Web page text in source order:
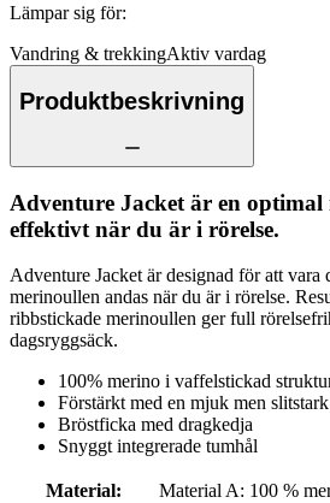
Lämpar sig för:
Vandring & trekkingAktiv vardag
Produktbeskrivning
Adventure Jacket är en
effektivt när du är i rörelse.
Adventure Jacket är designad för att
merinoullen andas när du är i rörelse.
ribbstickade merinoullen ger full
dagsryggsäck.
100% merino i vaffelstickad
Förstärkt med en mjuk men
Bröstficka med dragkedja
Snyggt integrerade tumhål
Material:
Material A: 100 %